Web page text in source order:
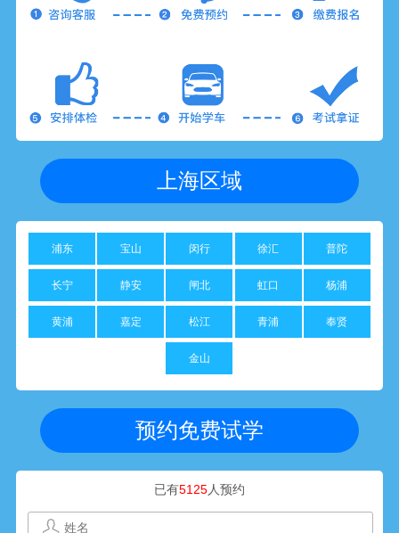
上海区域
浦东 宝山 闵行 徐汇 普陀
长宁 静安 闸北 虹口 杨浦
黄浦 嘉定 松江 青浦 奉贤
金山
预约免费试学
已有5125人预约